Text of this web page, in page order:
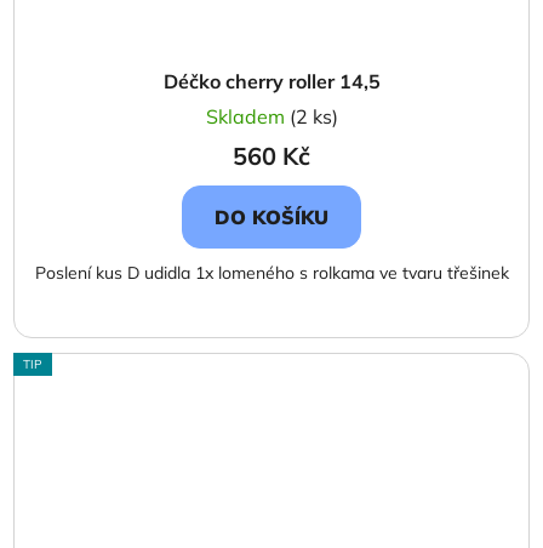
Déčko cherry roller 14,5
Skladem (2 ks)
560 Kč
DO KOŠÍKU
Poslení kus D udidla 1x lomeného s rolkama ve tvaru třešinek
TIP